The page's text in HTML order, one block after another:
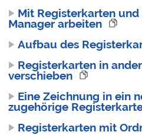
Mit Registerkarten
Manager arbeiten
Aufbau des
Registerkarten in
verschieben
Eine Zeichnung in ein
zugehörige
Registerkarten mit